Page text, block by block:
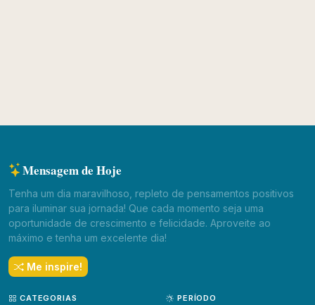
Mensagem de Hoje
Tenha um dia maravilhoso, repleto de pensamentos positivos
para iluminar sua jornada! Que cada momento seja uma
oportunidade de crescimento e felicidade. Aproveite ao
máximo e tenha um excelente dia!
Me inspire!
CATEGORIAS PERÍODO